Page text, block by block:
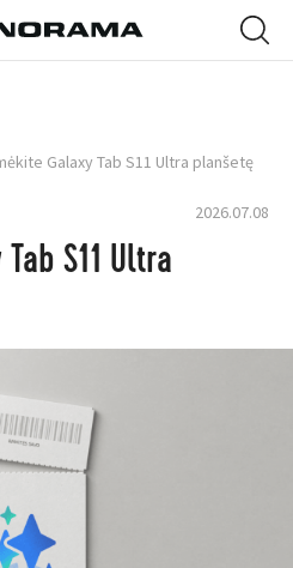
Galaxy Tab S11 Ultra planšetę
2026.07.08
S11 Ultra